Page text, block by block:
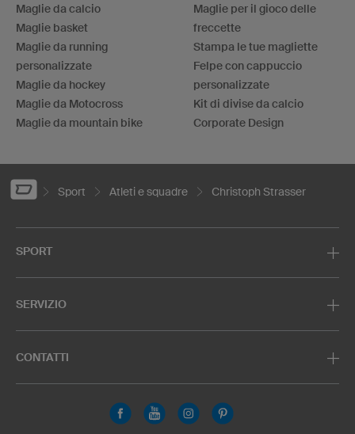
Maglie da calcio
Maglie basket
Maglie da running
personalizzate
Maglie da hockey
Maglie da Motocross
Maglie da mountain bike
Maglie per il gioco delle
freccette
Stampa le tue magliette
Felpe con cappuccio
personalizzate
Kit di divise da calcio
Corporate Design
Sport Atleti e squadre Christoph Strasser
SPORT
SERVIZIO
CONTATTI